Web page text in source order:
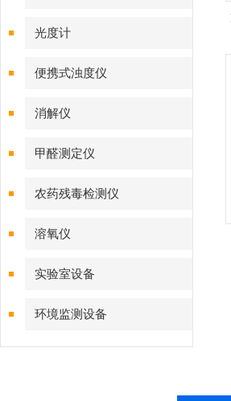
光度计
便携式浊度仪
消解仪
甲醛测定仪
农药残毒检测仪
溶氧仪
实验室设备
环境监测设备